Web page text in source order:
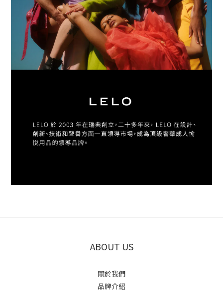
ABOUT US
關於我們
品牌介紹